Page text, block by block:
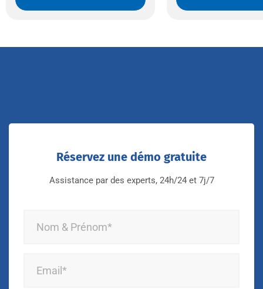
Réservez une démo gratuite
Assistance par des experts, 24h/24 et 7j/7